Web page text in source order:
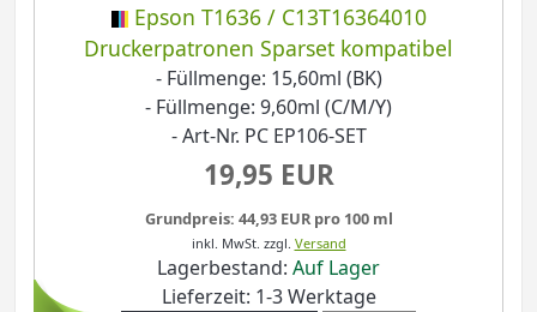
Epson T1636 / C13T16364010
Druckerpatronen Sparset kompatibel
- Füllmenge: 15,60ml (BK)
- Füllmenge: 9,60ml (C/M/Y)
- Art-Nr. PC EP106-SET
19,95 EUR
Grundpreis: 44,93 EUR pro 100 ml
inkl. MwSt. zzgl. Versand
Lagerbestand: Auf Lager
Lieferzeit: 1-3 Werktage